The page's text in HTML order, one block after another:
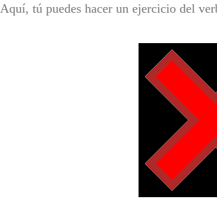
Aquí, tú puedes hacer un ejercicio del